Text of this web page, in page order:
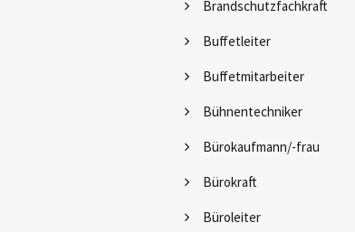
Brandschutzfachkraft
Buffetleiter
Buffetmitarbeiter
Bühnentechniker
Bürokaufmann/-frau
Bürokraft
Büroleiter